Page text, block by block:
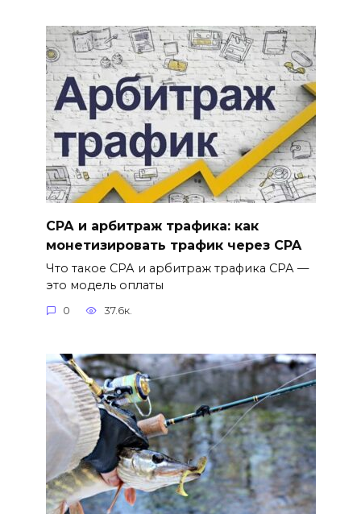
СРА и арбитраж трафика: как
монетизировать трафик через CPA
Что такое СРА и арбитраж трафика СРА —
это модель оплаты
0 37.6к.